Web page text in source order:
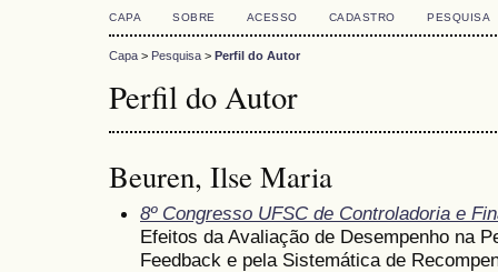
CAPA SOBRE ACESSO CADASTRO PESQUISA
Capa > Pesquisa > Perfil do Autor
Perfil do Autor
Beuren, Ilse Maria
8º Congresso UFSC de Controladoria e
Efeitos da Avaliação de Desempenho na
Feedback e pela Sistemática de